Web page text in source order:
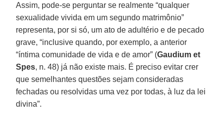
Assim, pode-se perguntar se realmente “qualquer
sexualidade vivida em um segundo matrimônio”
representa, por si só, um ato de adultério e de pecado
grave, “inclusive quando, por exemplo, a anterior
“íntima comunidade de vida e de amor” (Gaudium et
Spes, n. 48) já não existe mais. É preciso evitar crer
que semelhantes questões sejam consideradas
fechadas ou resolvidas uma vez por todas, à luz da lei
divina”.